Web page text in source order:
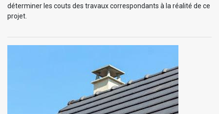
déterminer les couts des travaux correspondants à la réalité de ce
projet.